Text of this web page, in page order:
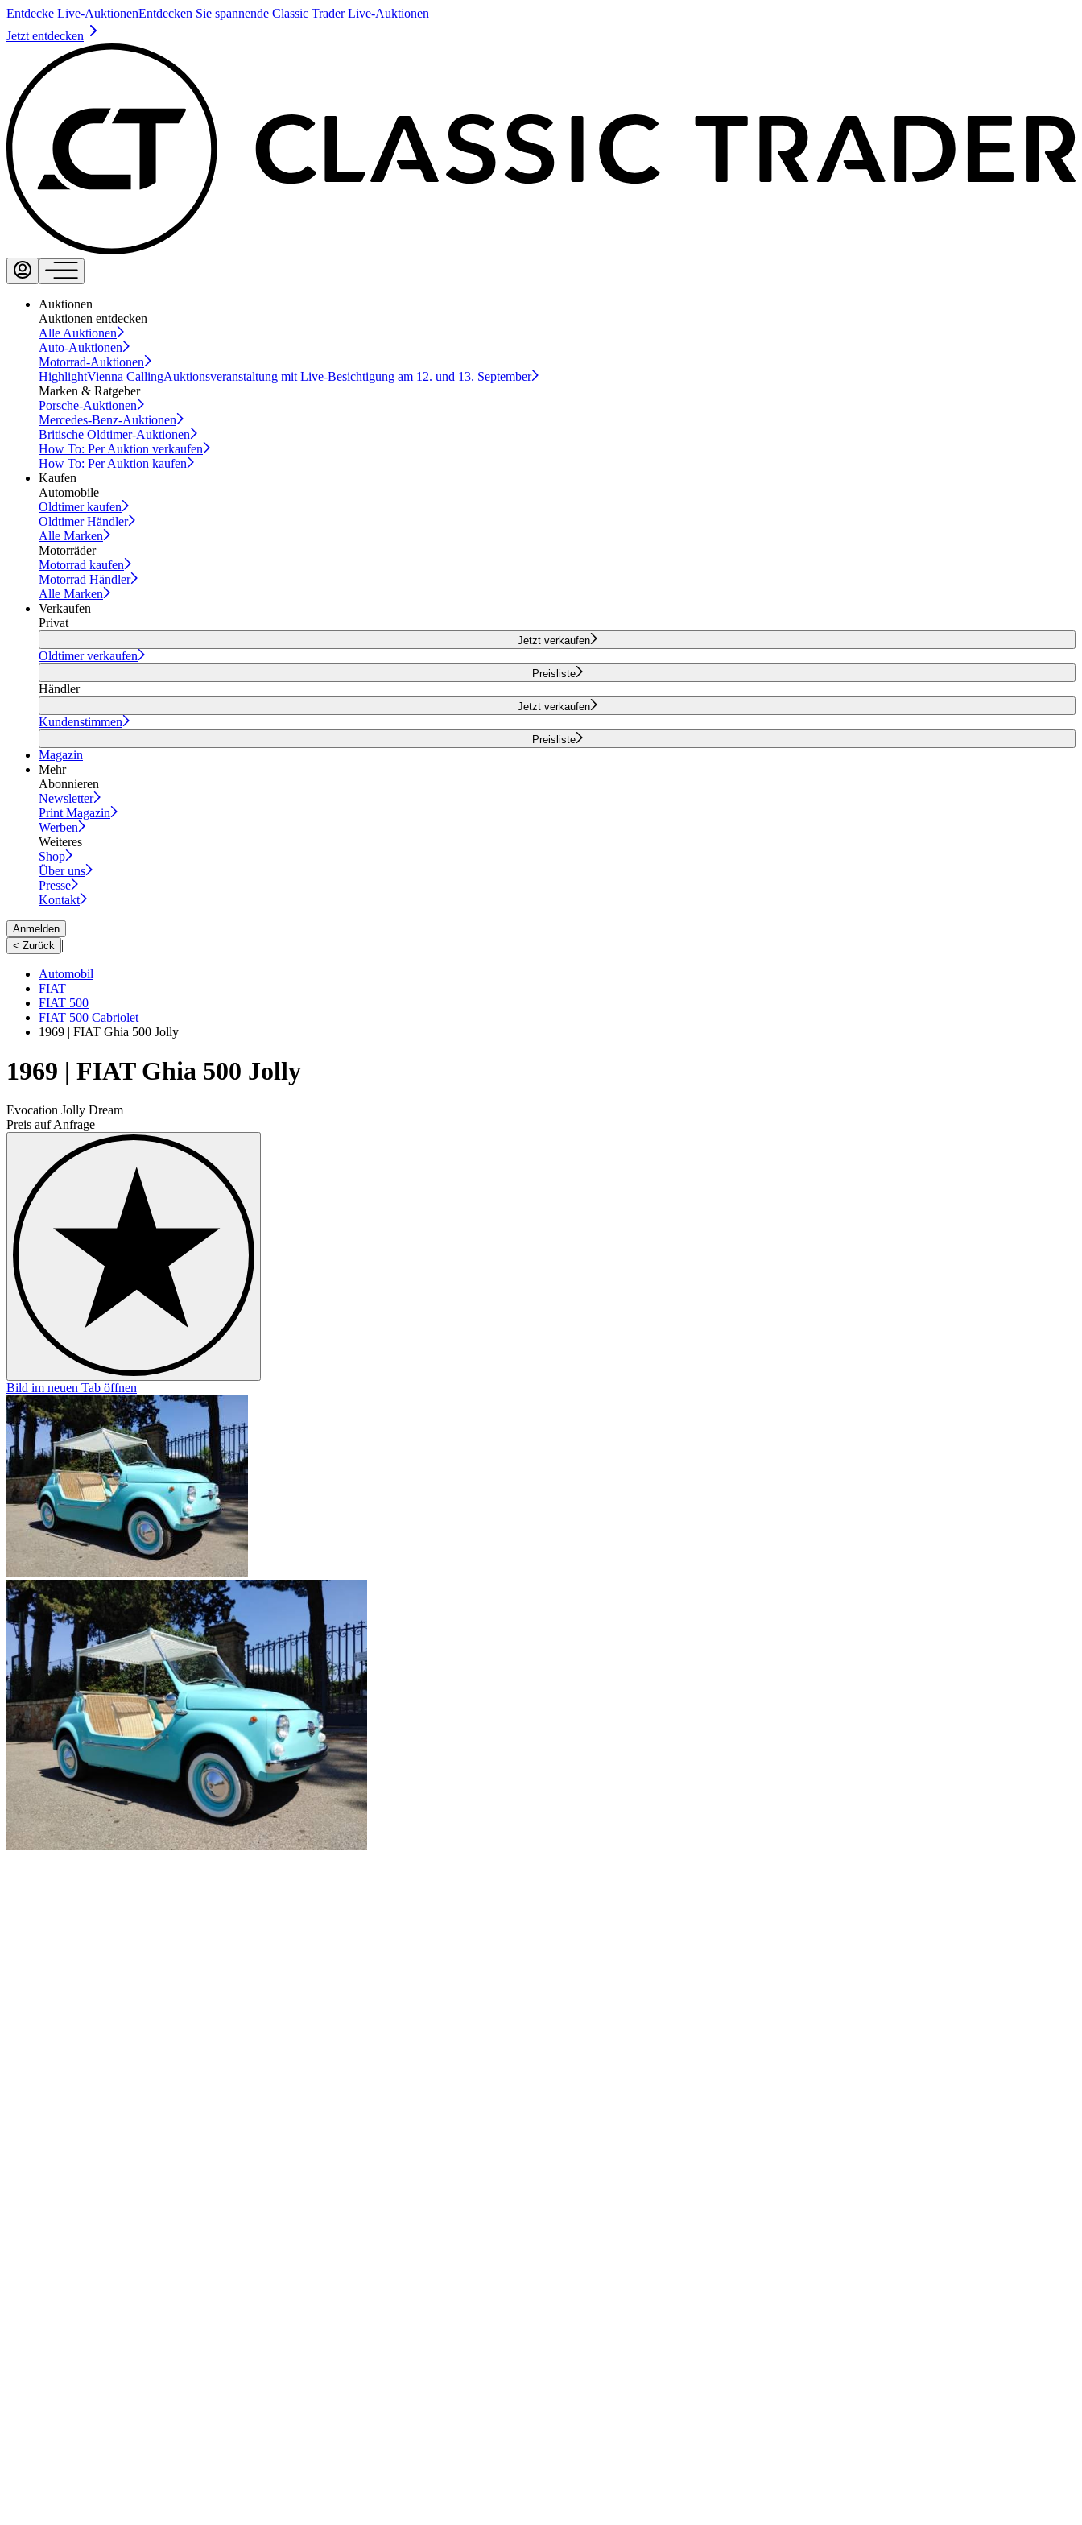
Entdecke Live-AuktionenEntdecken Sie spannende Classic Trader Live-Auktionen
Jetzt entdecken
Auktionen
Auktionen entdecken
Alle Auktionen
Auto-Auktionen
Motorrad-Auktionen
HighlightVienna CallingAuktionsveranstaltung mit Live-Besichtigung am 12. und 13. September
Marken & Ratgeber
Porsche-Auktionen
Mercedes-Benz-Auktionen
Britische Oldtimer-Auktionen
How To: Per Auktion verkaufen
How To: Per Auktion kaufen
Kaufen
Automobile
Oldtimer kaufen
Oldtimer Händler
Alle Marken
Motorräder
Motorrad kaufen
Motorrad Händler
Alle Marken
Verkaufen
Privat
Jetzt verkaufen
Oldtimer verkaufen
Preisliste
Händler
Jetzt verkaufen
Kundenstimmen
Preisliste
Magazin
Mehr
Abonnieren
Newsletter
Print Magazin
Werben
Weiteres
Shop
Über uns
Presse
Kontakt
Anmelden
< Zurück
|
Automobil
FIAT
FIAT 500
FIAT 500 Cabriolet
1969 | FIAT Ghia 500 Jolly
1969 | FIAT Ghia 500 Jolly
Evocation Jolly Dream
Preis auf Anfrage
Bild im neuen Tab öffnen